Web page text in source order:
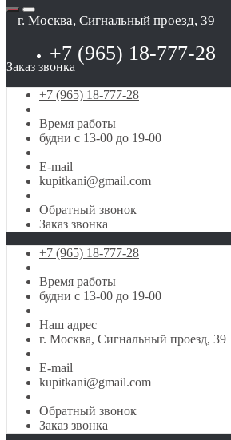
г. Москва, Сигнальный проезд, 39
+7 (965) 18-777-28
Заказ звонка
+7 (965) 18-777-28
Время работы
будни с 13-00 до 19-00
E-mail
kupitkani@gmail.com
Обратный звонок
Заказ звонка
+7 (965) 18-777-28
Время работы
будни с 13-00 до 19-00
Наш адрес
г. Москва, Сигнальный проезд, 39
E-mail
kupitkani@gmail.com
Обратный звонок
Заказ звонка